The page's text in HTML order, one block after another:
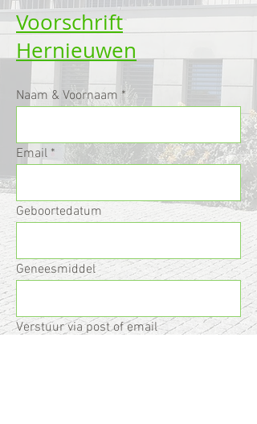
Voorschrift
Hernieuwen
Naam & Voornaam
Email
Geboortedatum
Geneesmiddel
Verstuur via post of email